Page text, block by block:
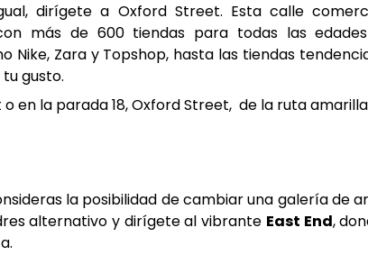
dirígete a Oxford Street. Esta calle
más de 600 tiendas para todas las
Nike, Zara y Topshop, hasta las tiendas
gusto.
en la parada 18, Oxford Street, de la ruta
la posibilidad de cambiar una galería de
alternativo y dirígete al vibrante East End,